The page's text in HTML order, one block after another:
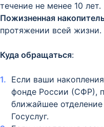
течение не менее 10 лет.
Пожизненная
протяжении всей жизни.​
Куда обращаться:
Если ваши
фонде России (СФР),
ближайшее
Госуслуг.​